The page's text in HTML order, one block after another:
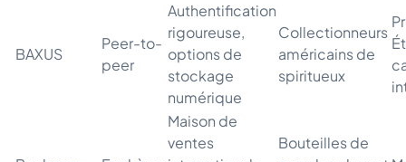
BAXUS
Peer-to-
peer
Authentification
rigoureuse,
options de
stockage
numérique
Collectionneurs
américains de
spiritueux
Maison de
ventes
Bouteilles de